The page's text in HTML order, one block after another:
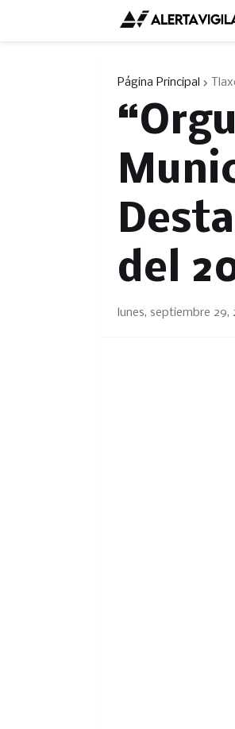
Página Principal
del
lunes, septiembre 29,